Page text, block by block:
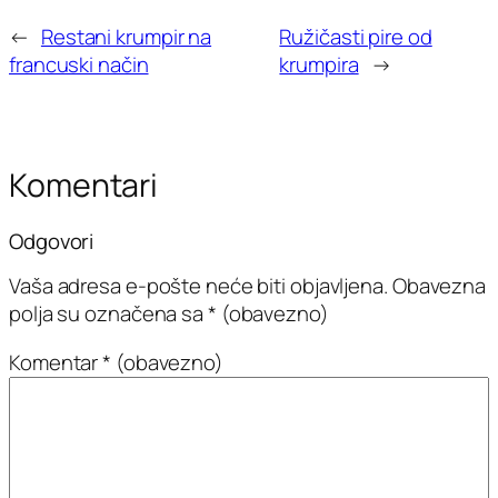
← Restani krumpir na
francuski način
Ružičasti pire od
krumpira →
Komentari
Odgovori
Vaša adresa e-pošte neće biti objavljena.Obavezna
polja su označena sa* (obavezno)
Komentar* (obavezno)